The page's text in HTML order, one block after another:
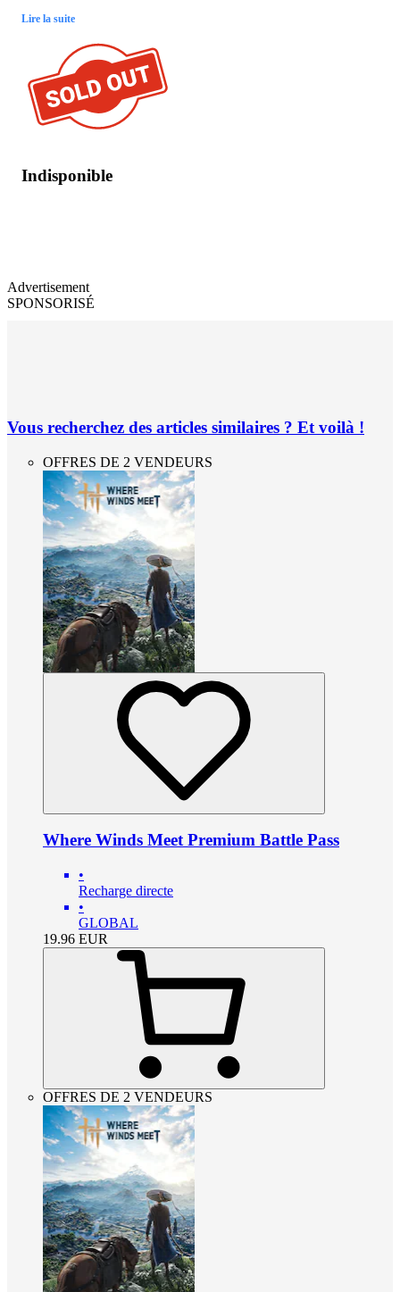
Lire la suite
Indisponible
Advertisement
SPONSORISÉ
Vous recherchez des articles similaires ? Et voilà !
OFFRES DE 2 VENDEURS
Where Winds Meet Premium Battle Pass
•
Recharge directe
•
GLOBAL
19.96 EUR
OFFRES DE 2 VENDEURS